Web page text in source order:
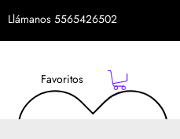
Llámanos 5565426502
Favoritos